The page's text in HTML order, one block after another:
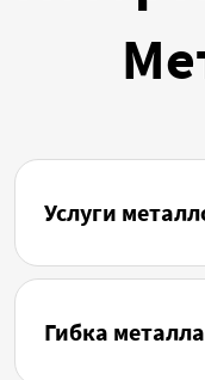
Услуги
Гибка металла